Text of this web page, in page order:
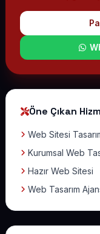
Öne Çıkan
Web Sitesi
Kurumsal Web
Hazır Web Sitesi
Web Tasarım